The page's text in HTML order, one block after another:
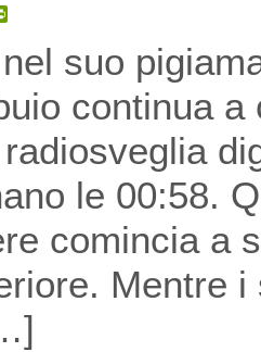
suo
continua
le 00:58.
comincia a
Mentre